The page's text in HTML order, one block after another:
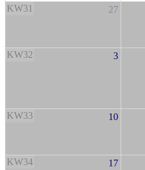
KW31
27
KW32 3
KW33 10
KW34 17